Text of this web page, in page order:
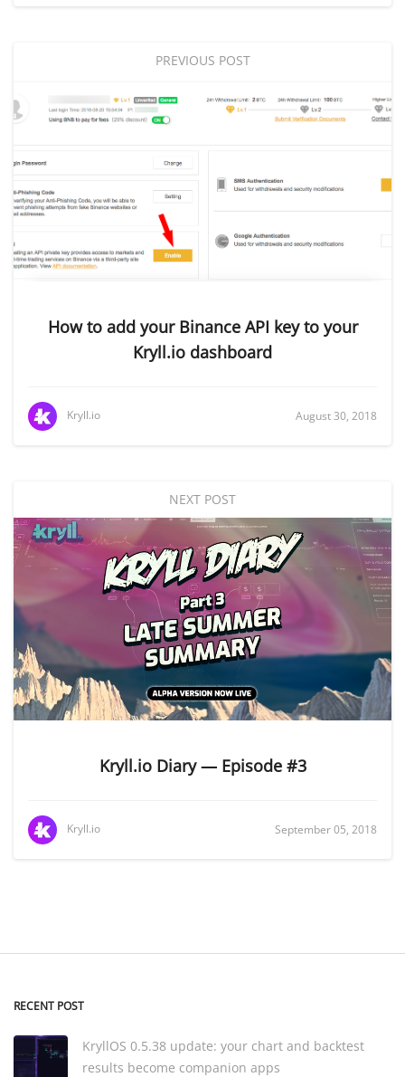
PREVIOUS POST
How to add your Binance API key to your
Kryll.io dashboard
Kryll.io August 30, 2018
NEXT POST
Kryll.io Diary — Episode #3
Kryll.io September 05, 2018
RECENT POST
KryllOS 0.5.38 update: your chart and backtest
results become companion apps